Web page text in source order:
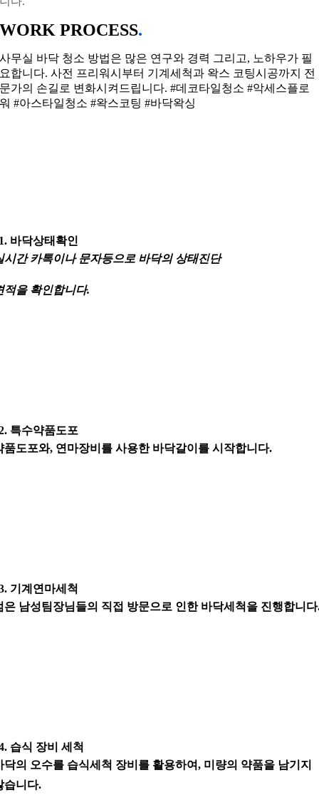
WORK PROCESS.
사무실 바닥 청소 방법은 많은 연구와 경력 그리고, 노하우가 필
요합니다. 사전 프리워시부터 기계세척과 왁스 코팅시공까지 전
문가의 손길로 변화시켜드립니다. #데코타일청소 #악세스플로
워 #아스타일청소 #왁스코팅 #바닥왁싱
바닥상태확인
시간 카톡이나 문자등으로 바닥의 상태진단
적을 확인합니다.
특수약품도포
품도포와, 연마장비를 사용한 바닥갈이를 시작합니다.
기계연마세척
은 남성팀장님들의 직접 방문으로 인한 바닥세척을 진행합니
습식 장비 세척
닥의 오수를 습식세척 장비를 활용하여, 미량의 약품을 남기지
습니다.